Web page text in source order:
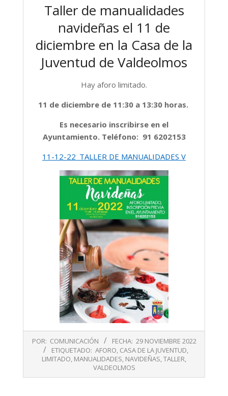
Taller de manualidades
navideñas el 11 de
diciembre en la Casa de la
Juventud de Valdeolmos
Hay aforo limitado.
11 de diciembre de 11:30 a 13:30 horas.
Es necesario inscribirse en el
Ayuntamiento. Teléfono: 91 6202153
11-12-22_TALLER DE MANUALIDADES V
11-
POR: COMUNICACIÓN FECHA: 29 NOVIEMBRE 2022
ETIQUETADO: AFORO, CASA DE LA JUVENTUD,
LIMITADO, MANUALIDADES, NAVIDEÑAS,TALLER,
VALDEOLMOS